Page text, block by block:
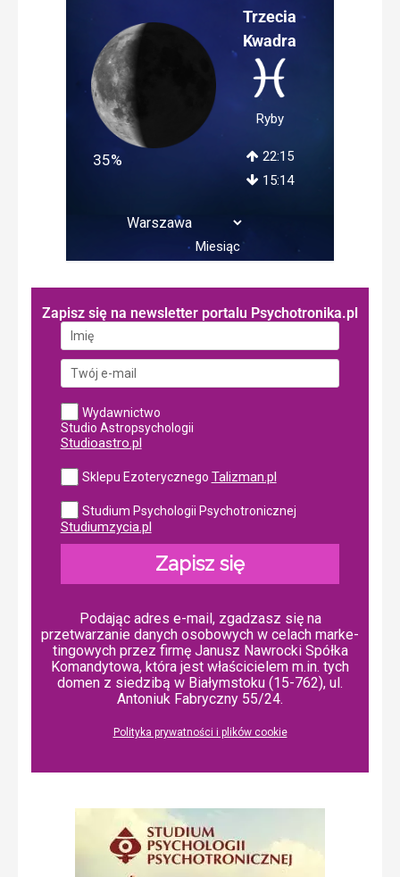
35%
Trzecia
Kwadra
Ryby
22:15
15:14
Miesiąc
Zapisz się na newsletter portalu Psychotronika.pl
Wydawnictwo
Studio Astropsychologii
Studioastro.pl
Sklepu Ezoterycznego Talizman.pl
Studium Psychologii Psychotronicznej
Studiumzycia.pl
Zapisz się
Podając adres e-mail, zgadzasz się na
przetwarzanie danych osobowych w ce­lach mar­ke­
tin­go­wych przez firmę Janusz Nawrocki Spółka
Komandytowa, która jest właścicielem m.in. tych
domen z siedzibą w Białymstoku (15-762), ul.
Antoniuk Fabryczny 55/24.
Polityka prywatności i plików cookie